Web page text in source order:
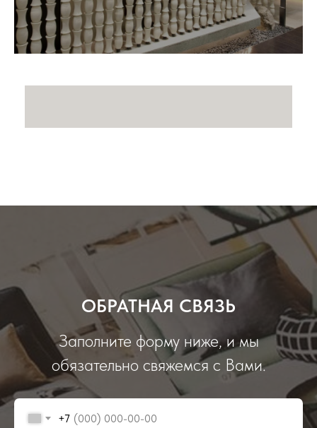
ОБРАТНАЯ СВЯЗЬ
Заполните форму ниже, и мы
обязательно свяжемся с Вами.
+7